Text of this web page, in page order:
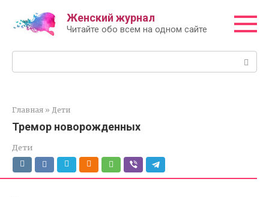
контенту
Женский журнал
Читайте обо всем на одном сайте
Главная » Дети
Тремор новорожденных
Дети